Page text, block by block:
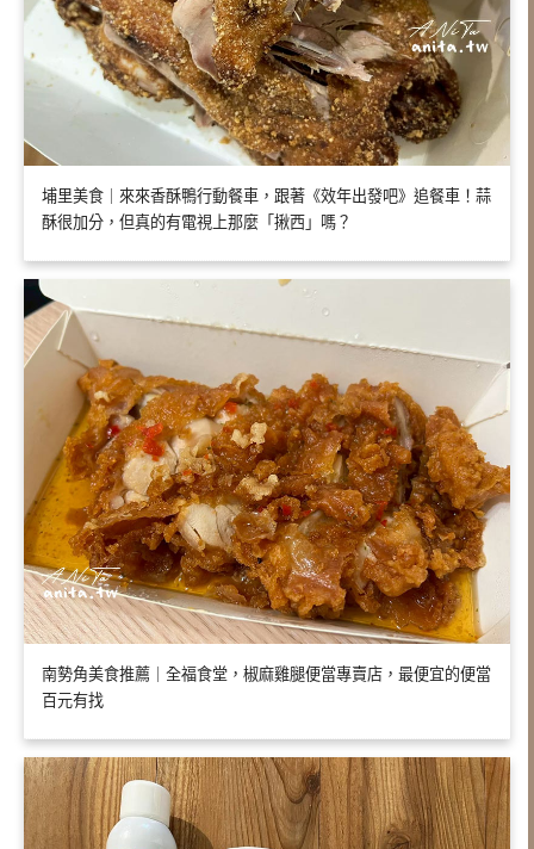
埔里美食｜來來香酥鴨行動餐車，跟著《效年出發吧》追餐車！蒜
酥很加分，但真的有電視上那麼「揪西」嗎？
南勢角美食推薦｜全福食堂，椒麻雞腿便當專賣店，最便宜的便當
百元有找